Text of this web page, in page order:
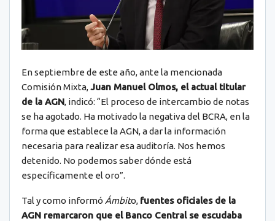
En septiembre de este año, ante la mencionada
Comisión Mixta,Juan Manuel Olmos, el actual titular
de la AGN, indicó: “El proceso de intercambio de notas
se ha agotado. Ha motivado la negativa del BCRA, en la
forma que establece la AGN, a dar la información
necesaria para realizar esa auditoría. Nos hemos
detenido. No podemos saber dónde está
específicamente el oro”.
Tal y como informó Ámbito, fuentes oficiales de la
AGN remarcaron que el Banco Central se escudaba